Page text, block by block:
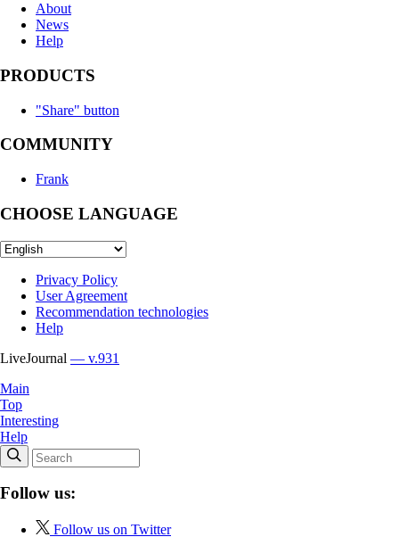
About
News
Help
PRODUCTS
"Share" button
COMMUNITY
Frank
CHOOSE LANGUAGE
Privacy Policy
User Agreement
Recommendation technologies
Help
LiveJournal — v.931
Main
Top
Interesting
Help
Follow us:
Follow us on Twitter